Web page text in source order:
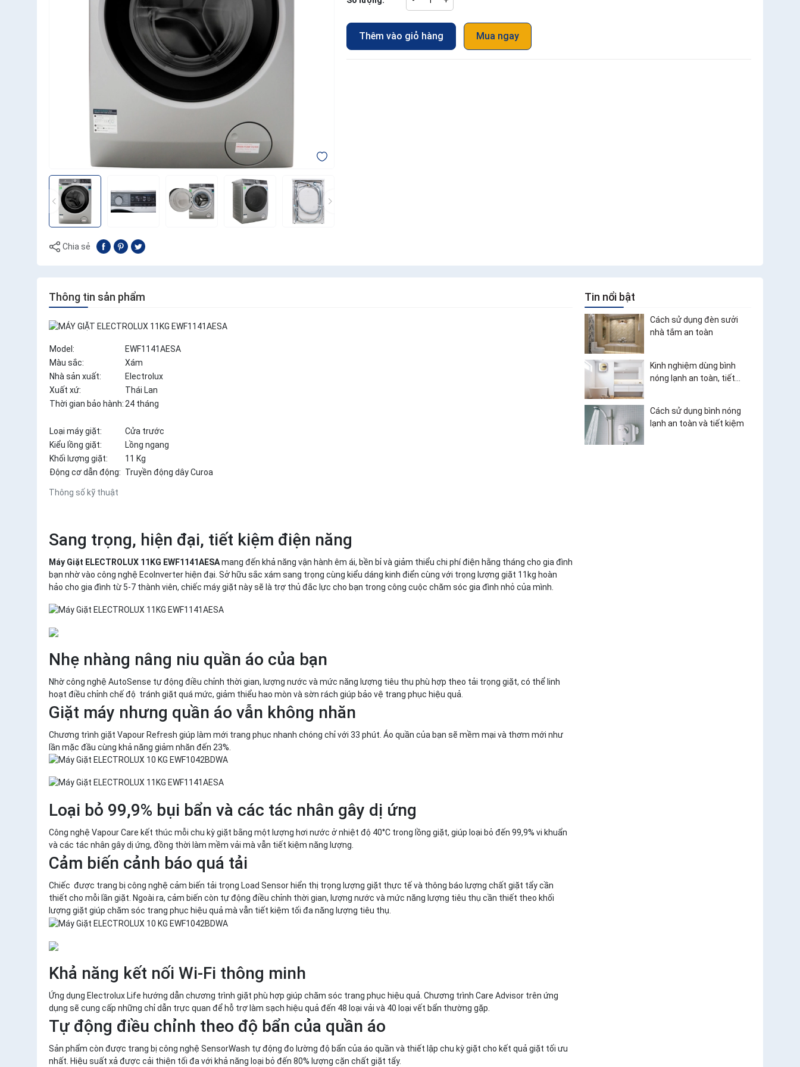
Chia sẻ
Thêm vào giỏ hàng Mua ngay
Thông tin sản phẩm
Thông số kỹ thuật
Model:
EWF1141AESA
Màu sắc:
Xám
Nhà sản xuất:
Electrolux
Xuất xứ:
Thái Lan
Thời gian bảo hành: 24 tháng
Loại máy giặt:
Cửa trước
Kiểu lồng giặt:
Lồng ngang
Khối lượng giặt:
11 Kg
Động cơ dẫn động: Truyền động dây Curoa
Sang trọng, hiện đại, tiết kiệm điện năng
Máy Giặt ELECTROLUX 11KG EWF1141AESAmang đến khả năng vận hành êm ái, bền bỉ và giảm thiểu chi phí điện hằng tháng cho gia đình
bạn nhờ vào công nghệ EcoInverter hiện đại. Sở hữu sắc xám sang trọng cùng kiểu dáng kinh điển cùng với trọng lượng giặt 11kg hoàn
hảo cho gia đình từ 5-7 thành viên, chiếc máy giặt này sẽ là trợ thủ đắc lực cho bạn trong công cuộc chăm sóc gia đình nhỏ của mình.
Nhẹ nhàng nâng niu quần áo của bạn
Nhờ công nghệ AutoSense tự động điều chỉnh thời gian, lượng nước và mức năng lượng tiêu thụ phù hợp theo tải trọng giặt, có thể linh
hoạt điều chỉnh chế độ tránh giặt quá mức, giảm thiểu hao mòn và sờn rách giúp bảo vệ trang phục hiệu quả.
Giặt máy nhưng quần áo vẫn không nhăn
Chương trình giặt Vapour Refresh giúp làm mới trang phục nhanh chóng chỉ với 33 phút. Áo quần của bạn sẽ mềm mại và thơm mới như
lần mặc đầu cùng khả năng giảm nhăn đến 23%.
Loại bỏ 99,9% bụi bẩn và các tác nhân gây dị ứng
Công nghệ Vapour Care kết thúc mỗi chu kỳ giặt bằng một lượng hơi nước ở nhiệt độ 40°C trong lồng giặt, giúp loại bỏ đến 99,9% vi khuẩn
và các tác nhân gây dị ứng, đồng thời làm mềm vải mà vẫn tiết kiệm năng lượng.
Cảm biến cảnh báo quá tải
Chiếc được trang bị công nghệ cảm biến tải trọng Load Sensor hiển thị trọng lượng giặt thực tế và thông báo lượng chất giặt tẩy cần
thiết cho mỗi lần giặt. Ngoài ra, cảm biến còn tự động điều chỉnh thời gian, lượng nước và mức năng lượng tiêu thụ cần thiết theo khối
lượng giặt giúp chăm sóc trang phục hiệu quả mà vẫn tiết kiệm tối đa năng lượng tiêu thụ.
Khả năng kết nối Wi-Fi thông minh
Ứng dụng Electrolux Life hướng dẫn chương trình giặt phù hợp giúp chăm sóc trang phục hiệu quả. Chương trình Care Advisor trên ứng
dụng sẽ cung cấp những chỉ dẫn trực quan để hỗ trợ làm sạch hiệu quả đến 48 loại vải và 40 loại vết bẩn thường gặp.
Tự động điều chỉnh theo độ bẩn của quần áo
Sản phẩm còn được trang bị công nghệ SensorWash tự động đo lường độ bẩn của áo quần và thiết lập chu kỳ giặt cho kết quả giặt tối ưu
nhất. Hiệu suất xả được cải thiện tối đa với khả năng loại bỏ đến 80% lượng cặn chất giặt tẩy.
Tin nổi bật
Cách sử dụng đèn sưởi
nhà tắm an toàn
Kinh nghiệm dùng bình
nóng lạnh an toàn, tiết
Cách sử dụng bình nóng
lạnh an toàn và tiết kiệm